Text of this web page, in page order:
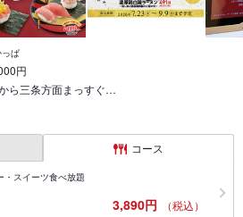
ぱ
円
ら三条方面まっすぐ…
コース
・スイーツ食べ放題
3,890円 （税込）